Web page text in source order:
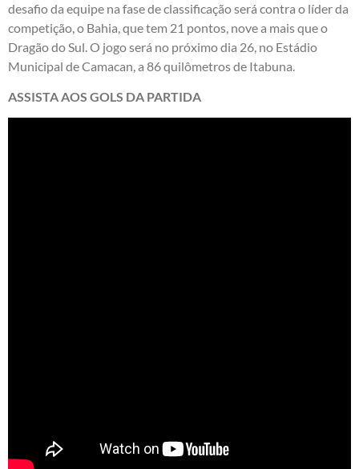
desafio da equipe na fase de classificação será contra o líder da
competição, o Bahia, que tem 21 pontos, nove a mais que o
Dragão do Sul. O jogo será no próximo dia 26, no Estádio
Municipal de Camacan, a 86 quilômetros de Itabuna.
ASSISTA AOS GOLS DA PARTIDA